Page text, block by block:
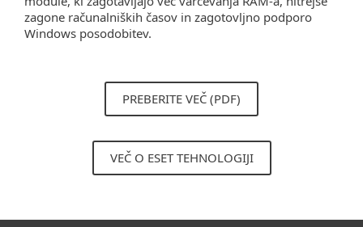
zagone računalniških časov in zagotovljno podporo
Windows posodobitev.
PREBERITE VEČ (PDF)
VEČ O ESET TEHNOLOGIJI